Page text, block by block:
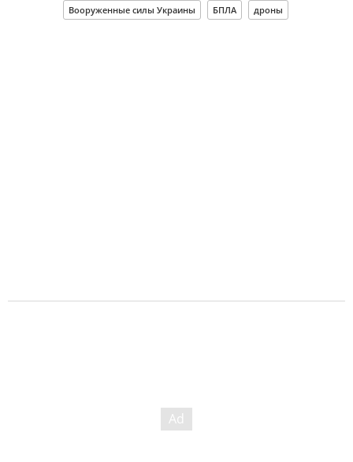
Вооруженные силы Украины БПЛА дроны